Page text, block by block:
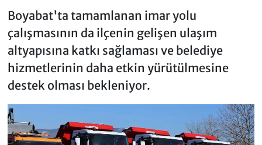
Boyabat'ta tamamlanan imar yolu
çalışmasının da ilçenin gelişen ulaşım
altyapısına katkı sağlaması ve belediye
hizmetlerinin daha etkin yürütülmesine
destek olması bekleniyor.